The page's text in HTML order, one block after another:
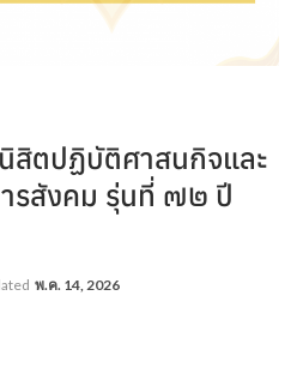
สิตปฏิบัติศาสนกิจและ
รสังคม รุ่นที่ ๗๒ ปี
พ.ค. 14, 2026